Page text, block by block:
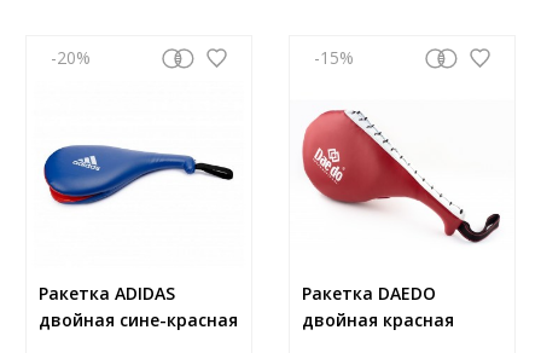
-20
Ракетка ADIDAS
двойная сине-красная
-15
Ракетка DAEDO
двойная красная